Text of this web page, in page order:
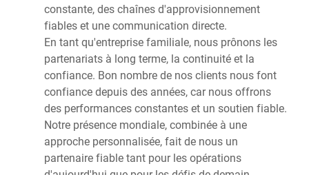
constante, des chaînes d'approvisionnement
fiables et une communication directe.
En tant qu'entreprise familiale, nous prônons les
partenariats à long terme, la continuité et la
confiance. Bon nombre de nos clients nous font
confiance depuis des années, car nous offrons
des performances constantes et un soutien fiable.
Notre présence mondiale, combinée à une
approche personnalisée, fait de nous un
partenaire fiable tant pour les opérations